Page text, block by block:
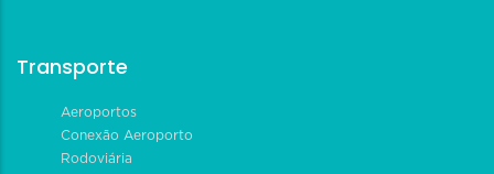
Transporte
Aeroportos
Conexão Aeroporto
Rodoviária